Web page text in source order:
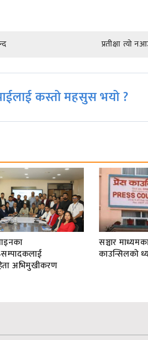
प्रतीक्षा त्यो
कस्तो महसुस भयो ?
अभिमुखीकरण
सञ्चार
काउन्सिलको